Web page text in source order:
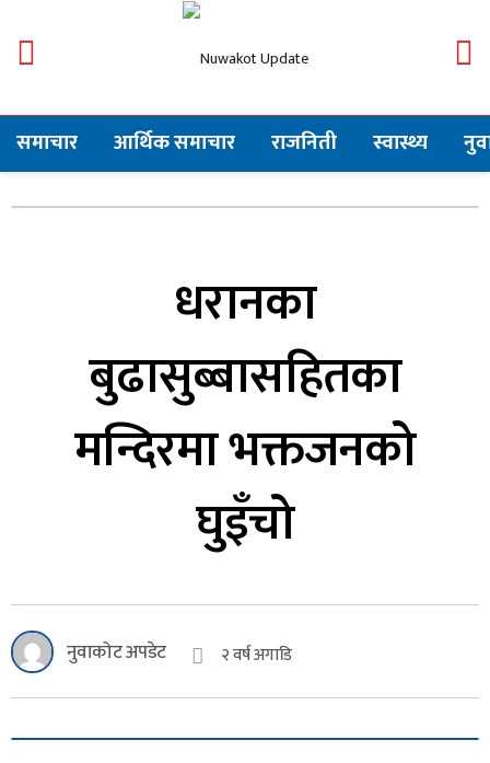
समाचार आर्थिक समाचार राजनिती स्वास्थ्य
धरानका
बुढासुब्बासहितका
मन्दिरमा भक्तजनको
घुइँचो
नुवाकोट अपडेट २ वर्ष अगाडि